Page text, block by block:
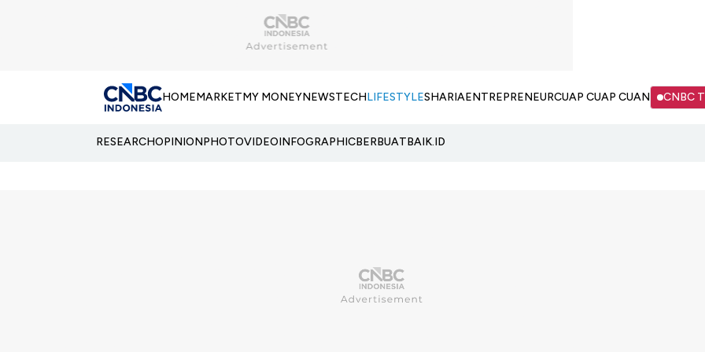
HOMEMARKETMY MONEYNEWSTECHLIFESTYLESHARIAENTREPRENEURCUAP CUAP CUAN CNBC
RESEARCHOPINIONPHOTOVIDEOINFOGRAPHICBERBUATBAIK.ID